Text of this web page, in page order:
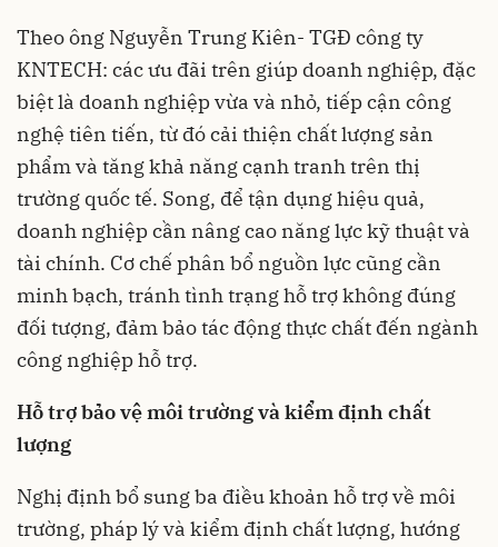
Theo ông Nguyễn Trung Kiên- TGĐ công ty
KNTECH: các ưu đãi trên giúp doanh nghiệp, đặc
biệt là doanh nghiệp vừa và nhỏ, tiếp cận công
nghệ tiên tiến, từ đó cải thiện chất lượng sản
phẩm và tăng khả năng cạnh tranh trên thị
trường quốc tế. Song, để tận dụng hiệu quả,
doanh nghiệp cần nâng cao năng lực kỹ thuật và
tài chính. Cơ chế phân bổ nguồn lực cũng cần
minh bạch, tránh tình trạng hỗ trợ không đúng
đối tượng, đảm bảo tác động thực chất đến ngành
công nghiệp hỗ trợ.
Hỗ trợ bảo vệ môi trường và kiểm định chất
lượng
Nghị định bổ sung ba điều khoản hỗ trợ về môi
trường, pháp lý và kiểm định chất lượng, hướng